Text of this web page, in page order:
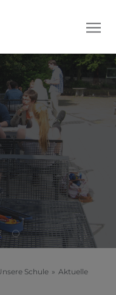
Schule » Aktuelle